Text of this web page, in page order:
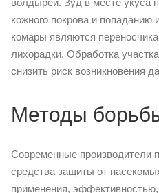
кожного покрова и
комары являются
лихорадки. Обработка
снизить риск возникновения
Методы
Современные производители
средства защиты от
применения,